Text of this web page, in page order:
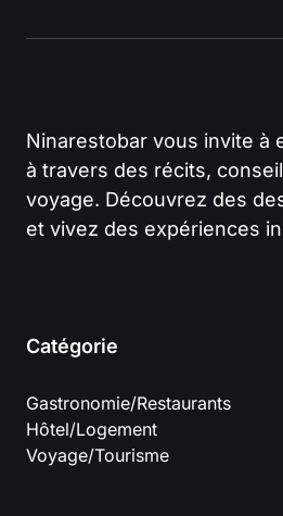
Ninarestobar vous invite à
à travers des récits,
voyage. Découvrez des
et vivez des expériences
Catégorie
Gastronomie/Restaurants
Hôtel/Logement
Voyage/Tourisme